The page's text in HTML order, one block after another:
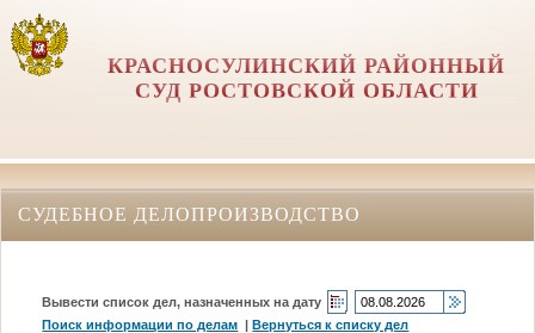
КРАСНОСУЛИНСКИЙ РАЙОННЫЙ
СУД РОСТОВСКОЙ ОБЛАСТИ
СУДЕБНОЕ ДЕЛОПРОИЗВОДСТВО
Вывести список дел, назначенных на дату
Поиск информации по делам |Вернуться к списку дел